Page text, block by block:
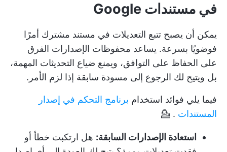
في مستندات Google
يمكن أن يصبح تتبع التعديلات في مستند مشترك أمرًا
فوضويًا بسرعة. يساعد محفوظات الإصدارات الفرق
على الحفاظ على التوافق، ويمنع ضياع التحديثات المهمة،
بل ويتيح لك الرجوع إلى مسودة سابقة إذا لزم الأمر.
فيما يلي فوائد استخدام برنامج التحكم في إصدار
المستندات . 💁
استعادة الإصدارات السابقة: هل ارتكبت خطأ أو